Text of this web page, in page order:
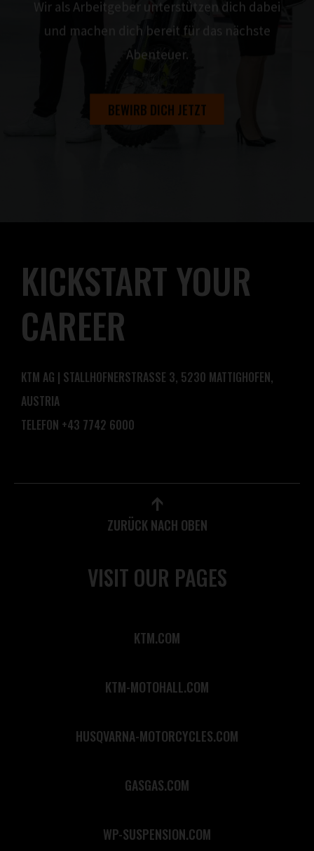
Wir als Arbeitgeber unterstützen dich dabei
und machen dich bereit für das nächste
Abenteuer.
BEWIRB DICH JETZT
KICKSTART YOUR
CAREER
KTM AG | STALLHOFNERSTRASSE 3, 5230 MATTIGHOFEN,
AUSTRIA
TELEFON +43 7742 6000
ZURÜCK NACH OBEN
VISIT OUR PAGES
KTM.COM
KTM-MOTOHALL.COM
HUSQVARNA-MOTORCYCLES.COM
GASGAS.COM
WP-SUSPENSION.COM